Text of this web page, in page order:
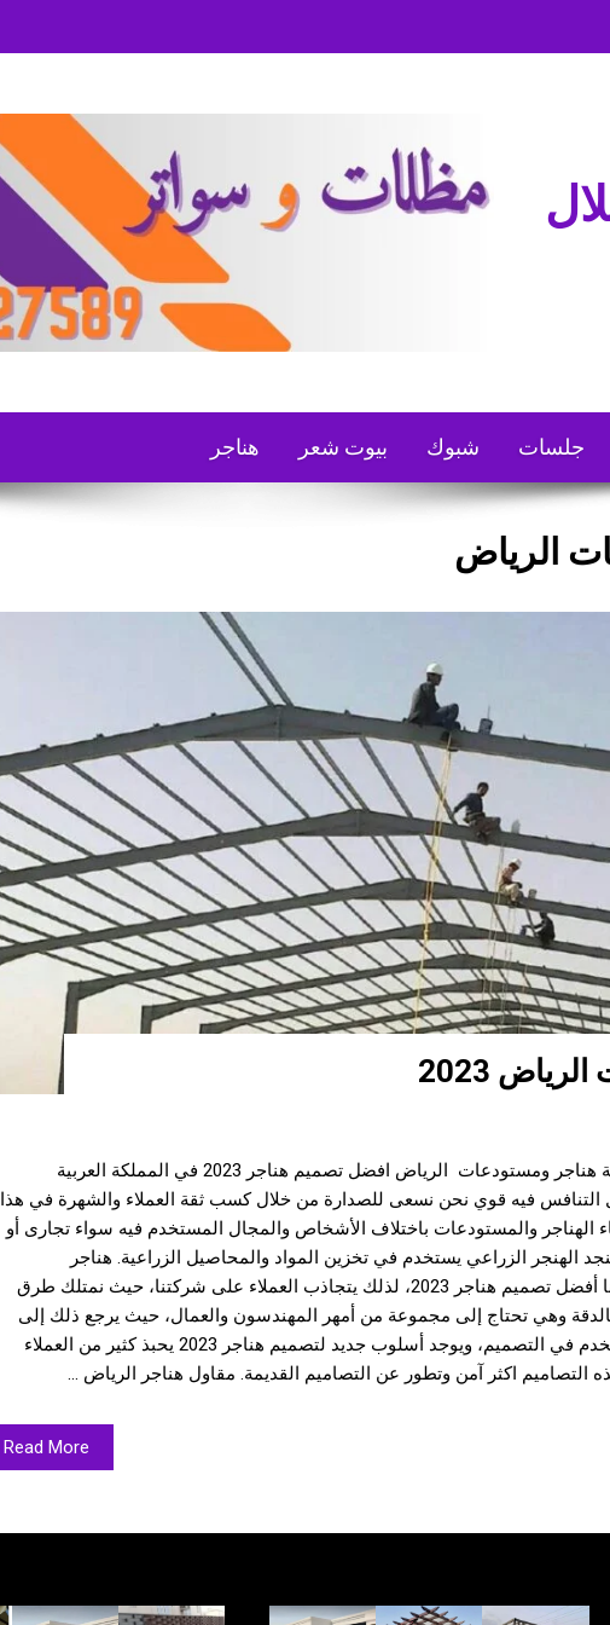
جلسات شبوك بيوت شعر هناجر
الرياض
2023
تتعدد الشركات التي تقدم خدمة هناجر ومستودعات الرياض افضل تصميم هناجر 2023 في المملكة العربية
التنافس فيه قوي نحن نسعى للصدارة من خلال كسب ثقة العملاء والشهرة في هذا
الهناجر والمستودعات باختلاف الأشخاص والمجال المستخدم فيه سواء تجارى أو
الهنجر الزراعي يستخدم في تخزين المواد والمحاصيل الزراعية. هناجر
ومستودعات الرياض 2023 لدينا أفضل تصميم هناجر 2023، لذلك يتجاذب العملاء على شركتنا، حيث نمتلك طرق
وهي تحتاج إلى مجموعة من أمهر المهندسون والعمال، حيث يرجع ذلك إلى
الأهمية البالغة للأسلوب المستخدم في التصميم، ويوجد أسلوب جديد لتصميم هناجر 2023 يحبذ كثير من العملاء
التصاميم اكثر آمن وتطور عن التصاميم القديمة. مقاول هناجر الرياض ...
Read More